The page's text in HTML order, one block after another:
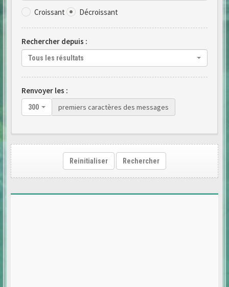
Croissant Décroissant
Rechercher depuis :
Tous les résultats
Renvoyer les :
300 premiers caractères des messages
Reinitialiser Rechercher